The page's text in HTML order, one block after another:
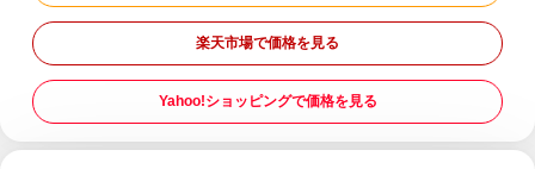
楽天市場で価格を見る
Yahoo!ショッピングで価格を見る